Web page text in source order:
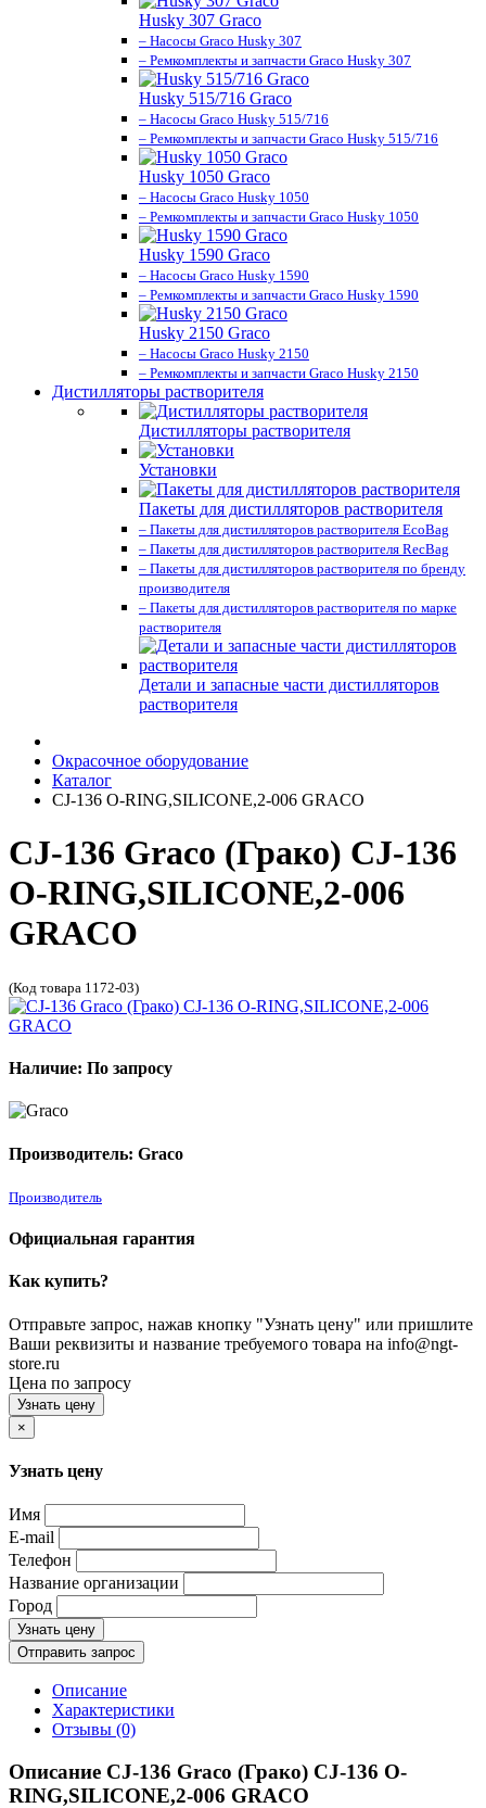
Husky 307 Graco
– Насосы Graco Husky 307
– Ремкомплекты и запчасти Graco Husky 307
Husky 515/716 Graco
– Насосы Graco Husky 515/716
– Ремкомплекты и запчасти Graco Husky 515/716
Husky 1050 Graco
– Насосы Graco Husky 1050
– Ремкомплекты и запчасти Graco Husky 1050
Husky 1590 Graco
– Насосы Graco Husky 1590
– Ремкомплекты и запчасти Graco Husky 1590
Husky 2150 Graco
– Насосы Graco Husky 2150
– Ремкомплекты и запчасти Graco Husky 2150
Дистилляторы растворителя
Дистилляторы растворителя
Установки
Пакеты для дистилляторов растворителя
– Пакеты для дистилляторов растворителя EcoBag
– Пакеты для дистилляторов растворителя RecBag
– Пакеты для дистилляторов растворителя по бренду
производителя
– Пакеты для дистилляторов растворителя по марке
растворителя
Детали и запасные части дистилляторов
растворителя
Окрасочное оборудование
Каталог
CJ-136 O-RING,SILICONE,2-006 GRACO
CJ-136 Graco (Грако) CJ-136
O-RING,SILICONE,2-006
GRACO
(Код товара 1172-03)
Наличие: По запросу
Производитель: Graco
Производитель
Официальная гарантия
Как купить?
Отправьте запрос, нажав кнопку "Узнать цену" или пришлите
Ваши реквизиты и название требуемого товара на info@ngt-
store.ru
Цена по запросу
Узнать цену
×
Узнать цену
Имя
E-mail
Телефон
Название организации
Город
Узнать цену
Отправить запрос
Описание
Характеристики
Отзывы (0)
Описание CJ-136 Graco (Грако) CJ-136 O-
RING,SILICONE,2-006 GRACO